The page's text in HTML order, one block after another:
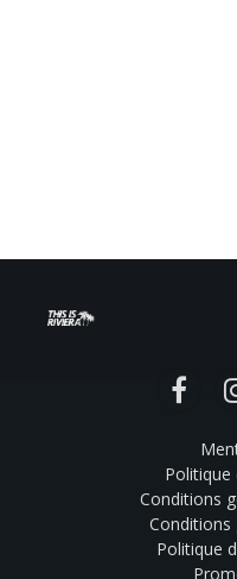
Politique
Conditions
Conditions
Politique